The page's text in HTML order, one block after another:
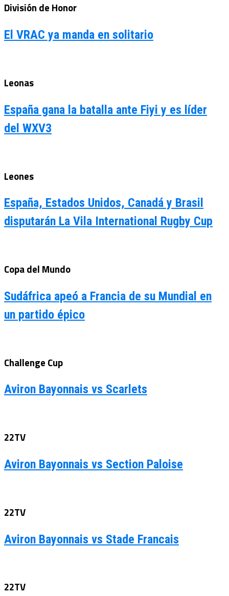
División de Honor
El VRAC ya manda en solitario
Leonas
España gana la batalla ante Fiyi y es líder
del WXV3
Leones
España, Estados Unidos, Canadá y Brasil
disputarán La Vila International Rugby Cup
Copa del Mundo
Sudáfrica apeó a Francia de su Mundial en
un partido épico
Challenge Cup
Aviron Bayonnais vs Scarlets
22TV
Aviron Bayonnais vs Section Paloise
22TV
Aviron Bayonnais vs Stade Francais
22TV